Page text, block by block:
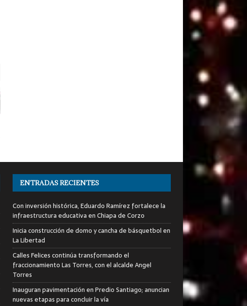
ENTRADAS RECIENTES
Con inversión histórica, Eduardo Ramírez fortalece la
infraestructura educativa en Chiapa de Corzo
Inicia construcción de domo y cancha de básquetbol en
La Libertad
Calles Felices continúa transformando el
fraccionamiento Las Torres, con el alcalde Angel
Torres
Inauguran pavimentación en Predio Santiago; anuncian
nuevas etapas para concluir la vía